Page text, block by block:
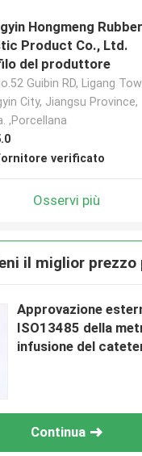
Hongmeng Rubber
Product Co., Ltd.
del produttore
Guibin RD, Ligang
City, Jiangsu Province,
,Porcellana
verificato
Osservi più
il miglior prezzo
Approvazione
ISO13485 della
infusione del
Continua